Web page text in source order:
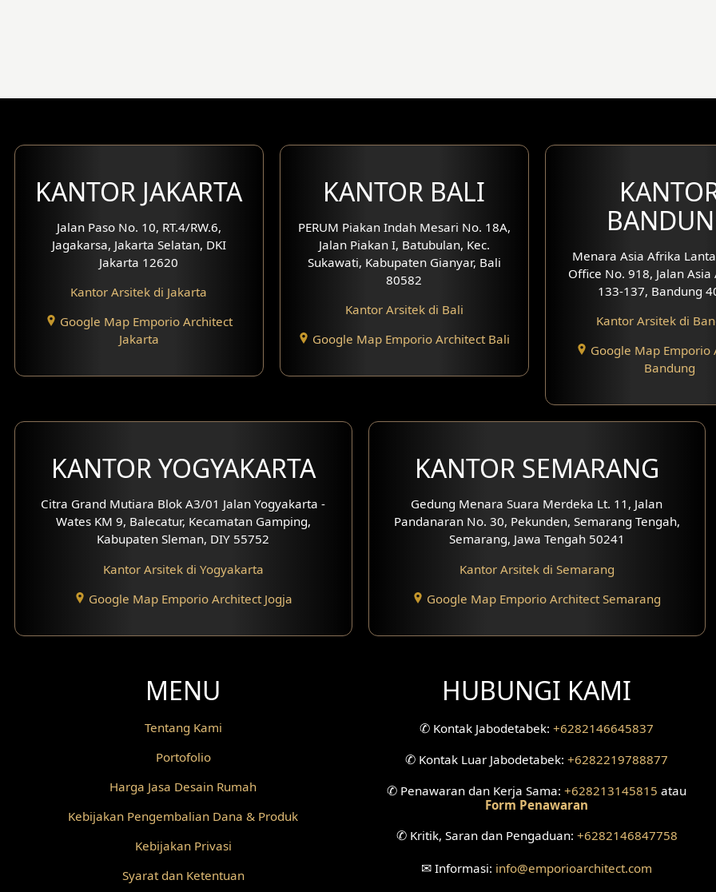
KANTOR JAKARTA
Jalan Paso No. 10, RT.4/RW.6,
Jagakarsa, Jakarta Selatan, DKI
Jakarta 12620
Kantor Arsitek di Jakarta
Google Map Emporio Architect
Jakarta
KANTOR BALI
PERUM Piakan Indah Mesari No. 18A,
Jalan Piakan I, Batubulan, Kec.
Sukawati, Kabupaten Gianyar, Bali
80582
Kantor Arsitek di Bali
Google Map Emporio Architect Bali
Menara Asia Afrika
Office No. 918, Jalan
133-137, Bandung
Kantor Arsitek di
Google Map Emporio
Bandung
KANTOR YOGYAKARTA
Citra Grand Mutiara Blok A3/01 Jalan Yogyakarta -
Wates KM 9, Balecatur, Kecamatan Gamping,
Kabupaten Sleman, DIY 55752
Kantor Arsitek di Yogyakarta
Google Map Emporio Architect Jogja
KANTOR SEMARANG
Gedung Menara Suara Merdeka Lt. 11, Jalan
Pandanaran No. 30, Pekunden, Semarang Tengah,
Semarang, Jawa Tengah 50241
Kantor Arsitek di Semarang
Google Map Emporio Architect Semarang
MENU
Tentang Kami
Portofolio
Harga Jasa Desain Rumah
Kebijakan Pengembalian Dana & Produk
Kebijakan Privasi
Syarat dan Ketentuan
HUBUNGI KAMI
✆ Kontak Jabodetabek:+6282146645837
✆ Kontak Luar Jabodetabek:+6282219788877
✆ Penawaran dan Kerja Sama:+628213145815 atau
Form Penawaran
✆Kritik, Saran dan Pengaduan: +6282146847758
✉ Informasi: info@emporioarchitect.com